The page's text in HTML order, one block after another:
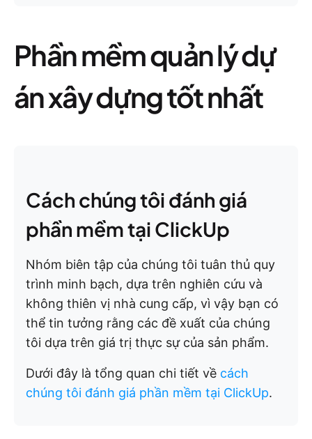
Phần mềm quản lý dự
án xây dựng tốt nhất
Cách chúng tôi đánh giá
phần mềm tại ClickUp
Nhóm biên tập của chúng tôi tuân thủ quy
trình minh bạch, dựa trên nghiên cứu và
không thiên vị nhà cung cấp, vì vậy bạn có
thể tin tưởng rằng các đề xuất của chúng
tôi dựa trên giá trị thực sự của sản phẩm.
Dưới đây là tổng quan chi tiết về cách
chúng tôi đánh giá phần mềm tại ClickUp.